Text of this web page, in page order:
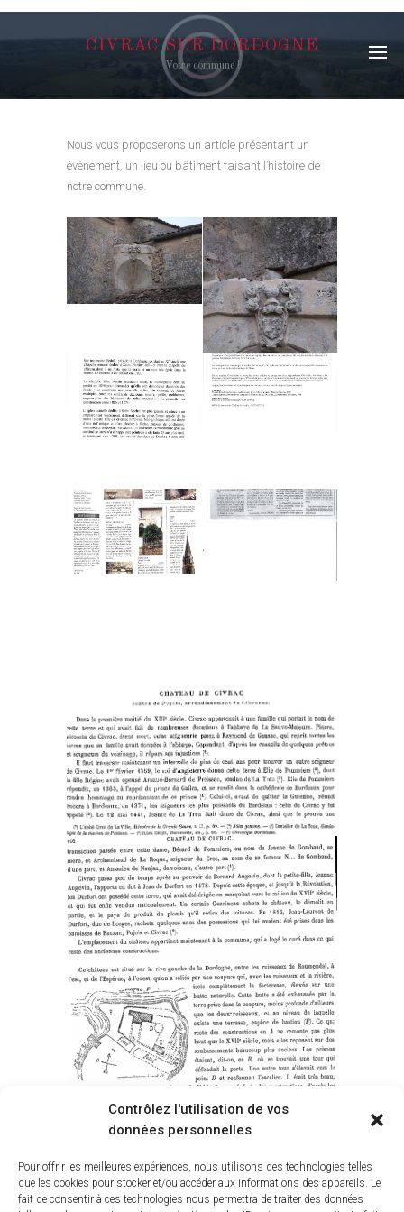
Contrôlez l'utilisation de vos
données personnelles
Pour offrir les meilleures expériences, nous utilisons des technologies telles
que les cookies pour stocker et/ou accéder aux informations des appareils. Le
fait de consentir à ces technologies nous permettra de traiter des données
CIVRAC SUR DORDOGNE
Votre commune !
Nous vous proposerons un article présentant un
évènement, un lieu ou bâtiment faisant l’histoire de
notre commune.